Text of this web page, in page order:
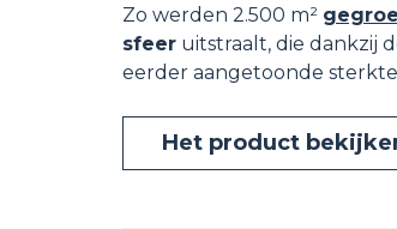
Zo werden 2.500 m²
sfeer uitstraalt, die dankzij
eerder aangetoonde
Het product